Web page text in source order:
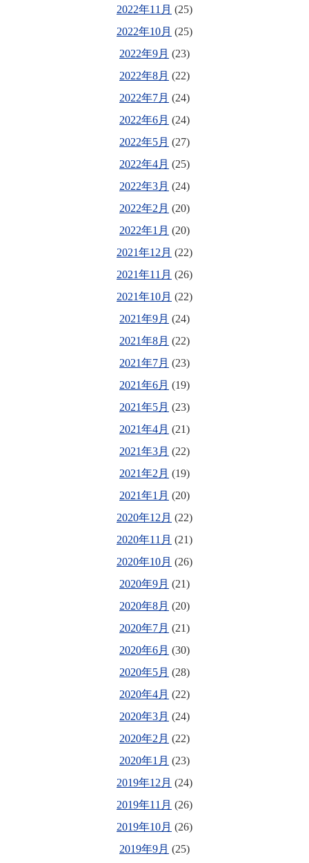
2022年11月 (25)
2022年10月 (25)
2022年9月 (23)
2022年8月 (22)
2022年7月 (24)
2022年6月 (24)
2022年5月 (27)
2022年4月 (25)
2022年3月 (24)
2022年2月 (20)
2022年1月 (20)
2021年12月 (22)
2021年11月 (26)
2021年10月 (22)
2021年9月 (24)
2021年8月 (22)
2021年7月 (23)
2021年6月 (19)
2021年5月 (23)
2021年4月 (21)
2021年3月 (22)
2021年2月 (19)
2021年1月 (20)
2020年12月 (22)
2020年11月 (21)
2020年10月 (26)
2020年9月 (21)
2020年8月 (20)
2020年7月 (21)
2020年6月 (30)
2020年5月 (28)
2020年4月 (22)
2020年3月 (24)
2020年2月 (22)
2020年1月 (23)
2019年12月 (24)
2019年11月 (26)
2019年10月 (26)
2019年9月 (25)